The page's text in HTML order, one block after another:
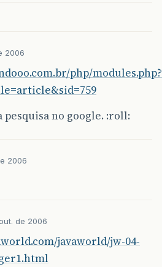
2006
php/modules.php?
pesquisa no google. :roll:
2006
de 2006
javaworld/jw-04-